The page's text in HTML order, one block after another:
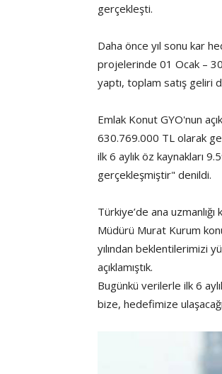
gerçekleşti.
Daha önce yıl sonu kar
projelerinde 01 Ocak – 30
yaptı, toplam satış geliri
Emlak Konut GYO'nun
630.769.000 TL olarak
ilk 6 aylık öz kaynakları
gerçekleşmiştir" denildi.
Türkiye’de ana
Müdürü Murat Kurum
yılından beklentilerimizi
açıklamıştık.
Bugünkü verilerle ilk 6
bize, hedefimize